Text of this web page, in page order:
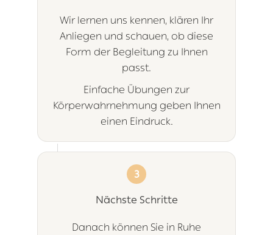
Wir lernen uns kennen, klären Ihr
Anliegen und schauen, ob diese
Form der Begleitung zu Ihnen
passt.
Einfache Übungen zur
Körperwahrnehmung geben Ihnen
einen Eindruck.
3
Nächste Schritte
Danach können Sie in Ruhe